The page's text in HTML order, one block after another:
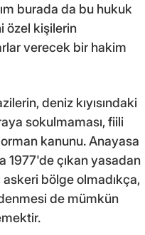
burada da bu hukuk
özel kişilerin
verecek bir hakim
deniz kıyısındaki
sokulmaması, fiili
kanunu. Anayasa
1977'de çıkan yasadan
bölge olmadıkça,
de mümkün